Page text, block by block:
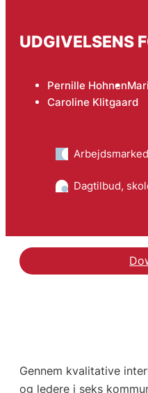
UDGIVELSENS
Pernille Hohnen
Caroline Klitgaard
Arbejdsmarked
Dagtilbud,
Gennem kvalitative
og ledere i seks